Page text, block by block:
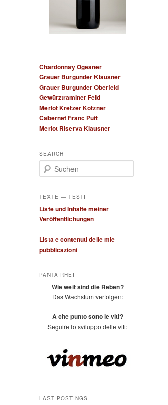
Chardonnay Ogeaner
Grauer Burgunder Klausner
Grauer Burgunder Oberfeld
Gewürztraminer Feld
Merlot Kretzer Kotzner
Cabernet Franc Puit
Merlot Riserva Klausner
SEARCH
u
h
n
TEXTE — TESTI
Liste und Inhalte meiner
Veröffentlichungen
Lista e contenuti delle mie
pubblicazioni
PANTA RHEI
Wie weit sind die Reben?
Das Wachstum verfolgen:
A che punto sono le viti?
Seguire lo sviluppo delle viti:
LAST POSTINGS